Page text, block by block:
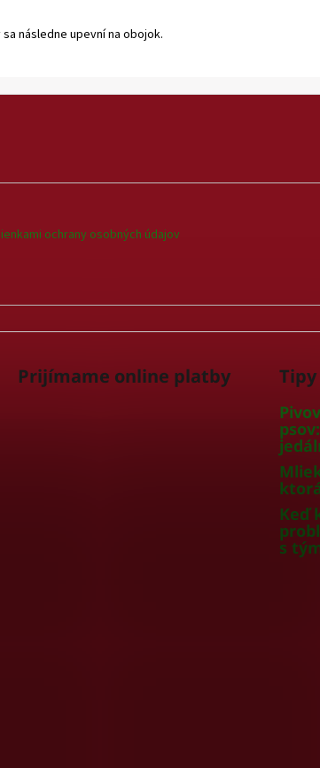
následne upevní na obojok.
ochrany osobných údajov
Prijímame online platby
Keď
s